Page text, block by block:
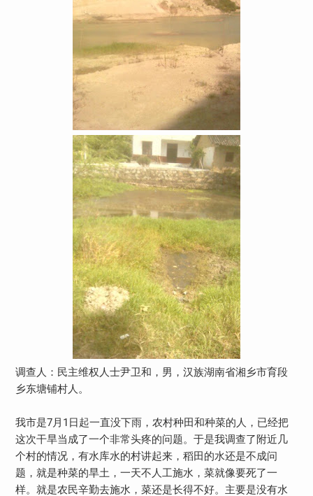
调查人：民主维权人士尹卫和，男，汉族湖南省湘乡市育段
乡东塘铺村人。
我市是7月1日起一直没下雨，农村种田和种菜的人，已经把
这次干旱当成了一个非常头疼的问题。于是我调查了附近几
个村的情况，有水库水的村讲起来，稻田的水还是不成问
题，就是种菜的旱土，一天不人工施水，菜就像要死了一
样。就是农民辛勤去施水，菜还是长得不好。主要是没有水